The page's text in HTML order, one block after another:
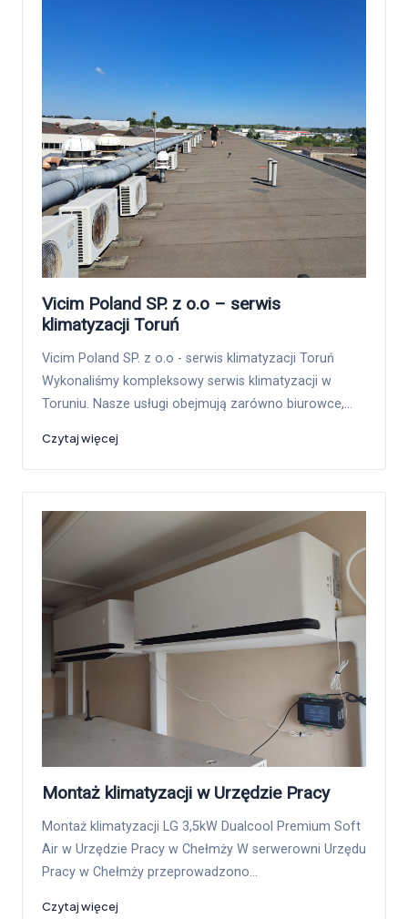
Vicim Poland SP. z o.o – serwis
klimatyzacji Toruń
Vicim Poland SP. z o.o - serwis klimatyzacji Toruń
Wykonaliśmy kompleksowy serwis klimatyzacji w
Toruniu. Nasze usługi obejmują zarówno biurowce,…
Czytaj więcej
Montaż klimatyzacji w Urzędzie Pracy
Montaż klimatyzacji LG 3,5kW Dualcool Premium Soft
Air w Urzędzie Pracy w Chełmży W serwerowni Urzędu
Pracy w Chełmży przeprowadzono…
Czytaj więcej